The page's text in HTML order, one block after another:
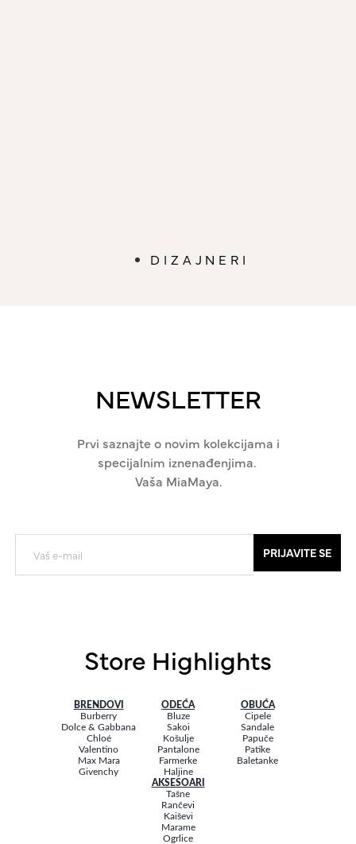
DIZAJNERI
NEWSLETTER
Prvi saznajte o novim kolekcijama i
specijalnim iznenađenjima.
Vaša MiaMaya.
PRIJAVITE SE
Store Highlights
BRENDOVI
Burberry
Dolce & Gabbana
Chloé
Valentino
Max Mara
Givenchy
ODEĆA
Bluze
Sakoi
Košulje
Pantalone
Farmerke
Haljine
OBUĆA
Cipele
Sandale
Papuče
Patike
Baletanke
AKSESOARI
Tašne
Rančevi
Kaiševi
Marame
Ogrlice